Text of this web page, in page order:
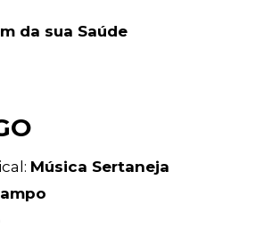
da sua Saúde
Música Sertaneja